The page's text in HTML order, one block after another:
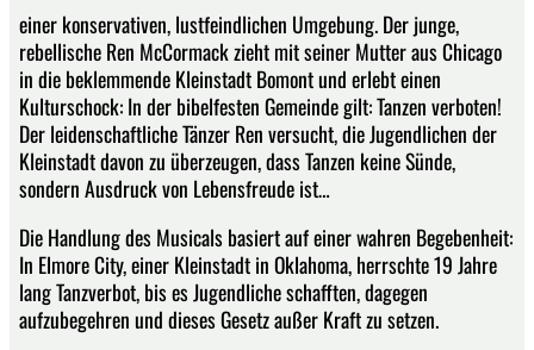
einer konservativen, lustfeindlichen Umgebung. Der junge,
rebellische Ren McCormack zieht mit seiner Mutter aus Chicago
in die beklemmende Kleinstadt Bomont und erlebt einen
Kulturschock: In der bibelfesten Gemeinde gilt: Tanzen verboten!
Der leidenschaftliche Tänzer Ren versucht, die Jugendlichen der
Kleinstadt davon zu überzeugen, dass Tanzen keine Sünde,
sondern Ausdruck von Lebensfreude ist…
Die Handlung des Musicals basiert auf einer wahren Begebenheit:
In Elmore City, einer Kleinstadt in Oklahoma, herrschte 19 Jahre
lang Tanzverbot, bis es Jugendliche schafften, dagegen
aufzubegehren und dieses Gesetz außer Kraft zu setzen.